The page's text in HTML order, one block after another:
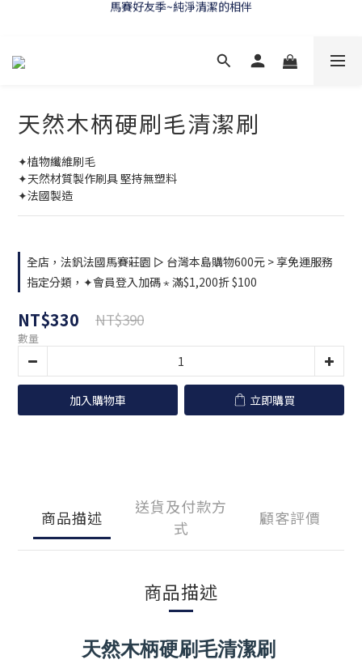
天然木柄硬刷毛清潔刷
✦植物纖維刷毛
✦天然材質製作刷具 堅持無塑料
✦法國製造
全店，法釩法國馬賽莊園 ▻ 台灣本島購物600元 > 享免運服務
指定分類，✦會員登入加碼 ⋆ 滿$1,200折 $100
NT$330 NT$390
數量
加入購物車 立即購買
商品描述
送貨及付款方
式
顧客評價
商品描述
天然木柄硬刷毛清潔刷